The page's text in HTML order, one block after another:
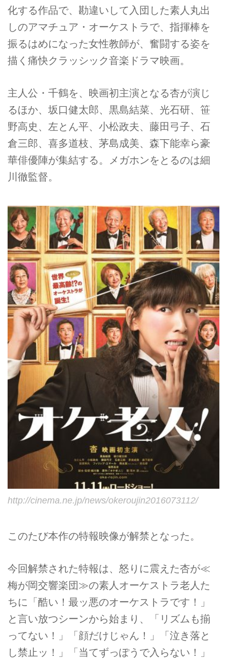
化する作品で、勘違いして入団した素人丸出
しのアマチュア・オーケストラで、指揮棒を
振るはめになった女性教師が、奮闘する姿を
描く痛快クラッシック音楽ドラマ映画。
主人公・千鶴を、映画初主演となる杏が演じ
るほか、坂口健太郎、黒島結菜、光石研、笹
野高史、左とん平、小松政夫、藤田弓子、石
倉三郎、喜多道枝、茅島成美、森下能幸ら豪
華俳優陣が集結する。メガホンをとるのは細
川徹監督。
http://cinema.ne.jp/news/okeroujin2016073112/
このたび本作の特報映像が解禁となった。
今回解禁された特報は、怒りに震えた杏が≪
梅が岡交響楽団≫の素人オーケストラ老人た
ちに「酷い！最ッ悪のオーケストラです！」
と言い放つシーンから始まり、「リズムも揃
ってない！」「顔だけじゃん！」「泣き落と
し禁止ッ！」「当てずっぽうで入らない！」